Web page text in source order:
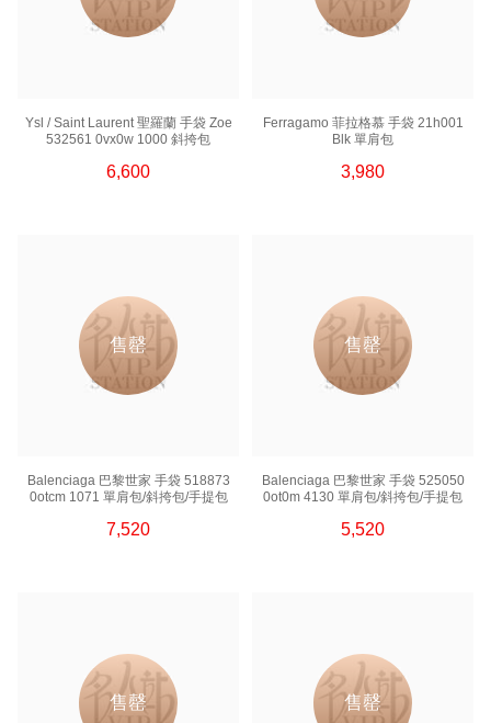
Ysl / Saint Laurent 聖羅蘭 手袋 Zoe
532561 0vx0w 1000 斜挎包
6,600
Ferragamo 菲拉格慕 手袋 21h001
Blk 單肩包
3,980
售罄
Balenciaga 巴黎世家 手袋 518873
0otcm 1071 單肩包/斜挎包/手提包
7,520
售罄
Balenciaga 巴黎世家 手袋 525050
0ot0m 4130 單肩包/斜挎包/手提包
5,520
售罄 售罄